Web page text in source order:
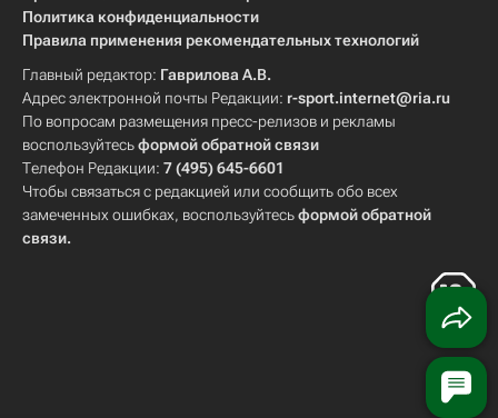
Политика конфиденциальности
Правила применения рекомендательных технологий
Главный редактор: Гаврилова А.В.
Адрес электронной почты Редакции: r-sport.internet@ria.ru
По вопросам размещения пресс-релизов и рекламы
воспользуйтесьформой обратной связи
Телефон Редакции: 7 (495) 645-6601
Чтобы связаться с редакцией или сообщить обо всех
замеченных ошибках, воспользуйтесьформой обратной
связи.